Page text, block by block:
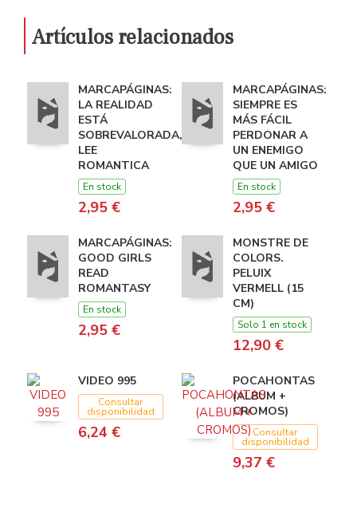
Artículos relacionados
MARCAPÁGINAS:
LA REALIDAD
ESTÁ
SOBREVALORADA,
LEE
ROMANTICA
En stock
2,95 €
MARCAPÁGINAS:
SIEMPRE ES
MÁS FÁCIL
PERDONAR A
UN ENEMIGO
QUE UN AMIGO
En stock
2,95 €
MARCAPÁGINAS:
GOOD GIRLS
READ
ROMANTASY
En stock
2,95 €
MONSTRE DE
COLORS.
PELUIX
VERMELL (15
CM)
Solo 1 en stock
12,90 €
VIDEO 995
Consultar
disponibilidad
6,24 €
POCAHONTAS
(ALBUM +
CROMOS)
Consultar
disponibilidad
9,37 €